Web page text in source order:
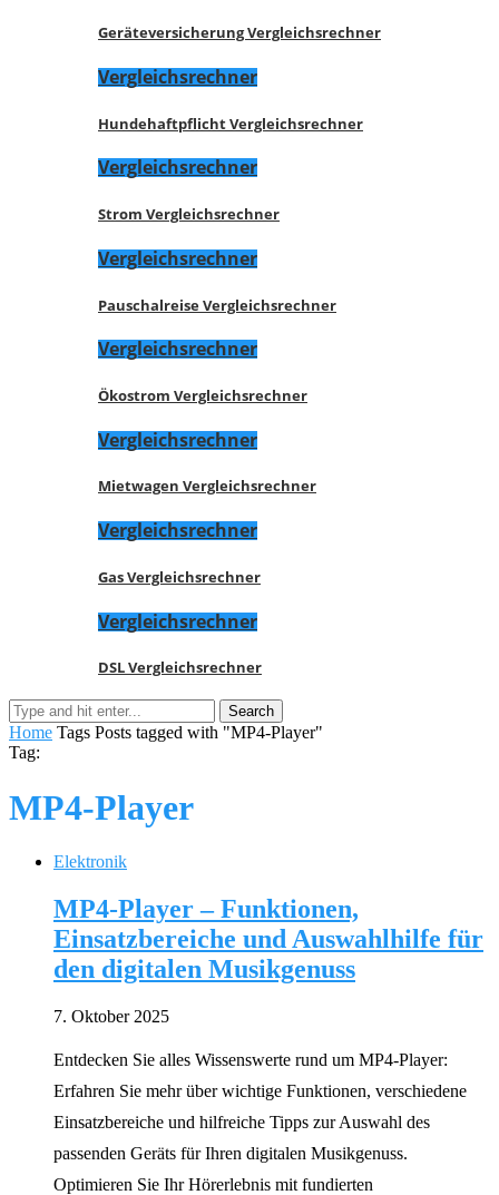
Geräteversicherung Vergleichsrechner
Vergleichsrechner
Hundehaftpflicht Vergleichsrechner
Vergleichsrechner
Strom Vergleichsrechner
Vergleichsrechner
Pauschalreise Vergleichsrechner
Vergleichsrechner
Ökostrom Vergleichsrechner
Vergleichsrechner
Mietwagen Vergleichsrechner
Vergleichsrechner
Gas Vergleichsrechner
Vergleichsrechner
DSL Vergleichsrechner
Home Tags Posts tagged with "MP4-Player"
Tag:
MP4-Player
Elektronik
MP4-Player – Funktionen,
Einsatzbereiche und Auswahlhilfe für
den digitalen Musikgenuss
7. Oktober 2025
Entdecken Sie alles Wissenswerte rund um MP4-Player:
Erfahren Sie mehr über wichtige Funktionen, verschiedene
Einsatzbereiche und hilfreiche Tipps zur Auswahl des
passenden Geräts für Ihren digitalen Musikgenuss.
Optimieren Sie Ihr Hörerlebnis mit fundierten